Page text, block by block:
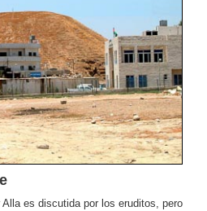
es discutida por los eruditos, pero